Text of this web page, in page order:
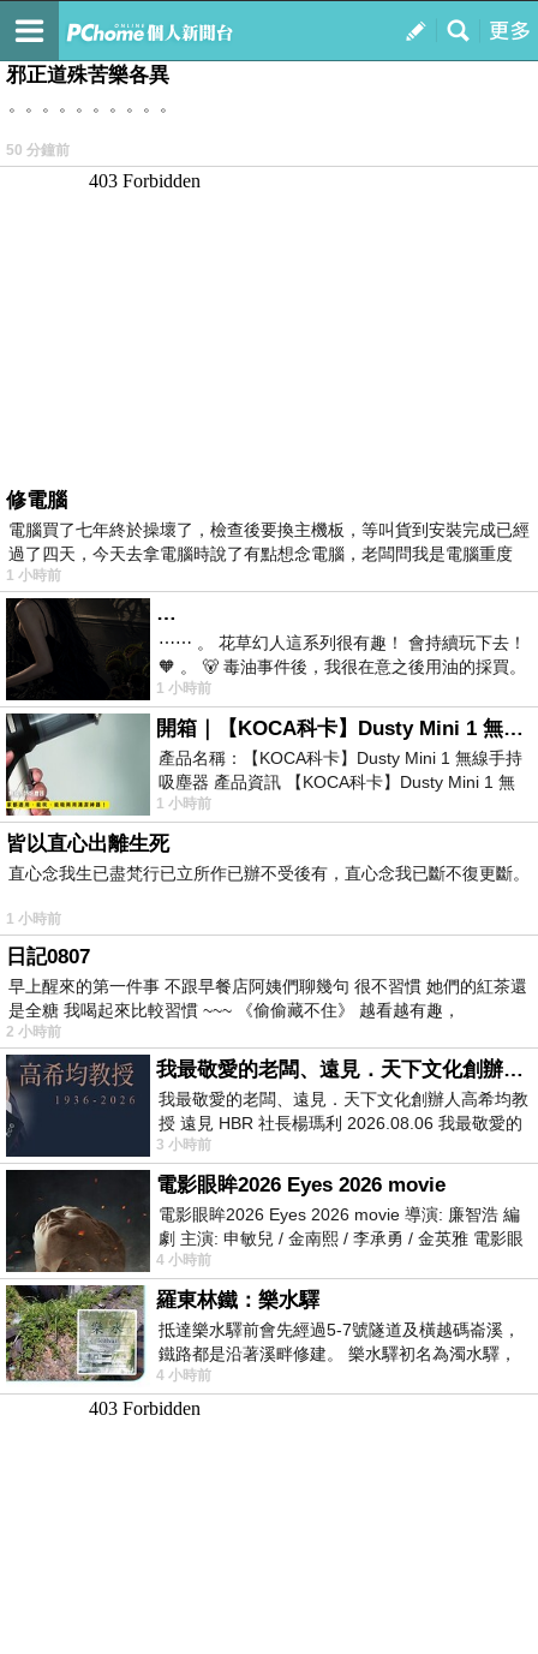
我的
最新文章
邪正道殊苦樂各異
。。。。。。。。。。
50 分鐘前
修電腦
電腦買了七年終於操壞了，檢查後要換主機板，等叫貨到安裝完成已經
過了四天，今天去拿電腦時說了有點想念電腦，老闆問我是電腦重度
1 小時前
…
⋯⋯ 。 花草幻人這系列很有趣！ 會持續玩下去！
🧡 。 🐻 毒油事件後，我很在意之後用油的採買。
前天購買了我之前就很愛
1 小時前
開箱｜【KOCA科卡】Dusty Mini 1 無線手持吸塵器
產品名稱：【KOCA科卡】Dusty Mini 1 無線手持
吸塵器 產品資訊 【KOCA科卡】Dusty Mini 1 無
線手持吸塵器評語： 能吸、能吹兼具兩
1 小時前
皆以直心出離生死
直心念我生已盡梵行已立所作已辦不受後有，直心念我已斷不復更斷。
1 小時前
日記0807
早上醒來的第一件事 不跟早餐店阿姨們聊幾句 很不習慣 她們的紅茶還
是全糖 我喝起來比較習慣 ~~~ 《偷偷藏不住》 越看越有趣，
2 小時前
我最敬愛的老闆、遠見．天下文化創辦人高希均教授
我最敬愛的老闆、遠見．天下文化創辦人高希均教
授 遠見 HBR 社長楊瑪利 2026.08.06 我最敬愛的
老闆、遠見．天下文化創辦人高希均教
3 小時前
電影眼眸2026 Eyes 2026 movie
電影眼眸2026 Eyes 2026 movie 導演: 廉智浩 編
劇 主演: 申敏兒 / 金南熙 / 李承勇 / 金英雅 電影眼
眸2026描述攝影師徐珍因遺
4 小時前
羅東林鐵：樂水驛
抵達樂水驛前會先經過5-7號隧道及橫越碼崙溪，
鐵路都是沿著溪畔修建。 樂水驛初名為濁水驛，
但因與臺鐵集集線車站同名，於1953
4 小時前